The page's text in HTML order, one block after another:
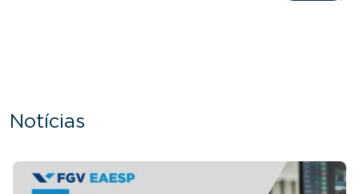
Notícias